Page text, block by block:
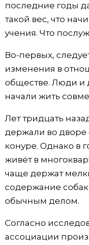
последние годы
такой вес, что
учения. Что
Во-первых,
изменения в
обществе. Люди
начали жить
Лет тридцать
держали во дворе
конуре. Однако в
живёт в
чаще держат
содержание
обычным делом.
Согласно
ассоциации